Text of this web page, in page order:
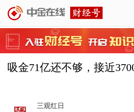
吸金71亿还不够，接近
三观红日